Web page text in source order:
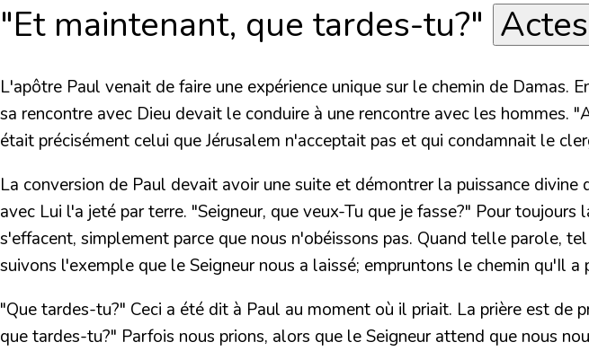
"Et maintenant, que tardes-tu?"
L'apôtre Paul venait de faire une expérience unique sur le chemin de
sa rencontre avec Dieu devait le conduire à une rencontre avec les hommes.
était précisément celui que Jérusalem n'acceptait pas et qui condamnait le
La conversion de Paul devait avoir une suite et démontrer la puissance
avec Lui l'a jeté par terre. "Seigneur, que veux-Tu que je fasse?" Pour
s'effacent, simplement parce que nous n'obéissons pas. Quand telle parole,
suivons l'exemple que le Seigneur nous a laissé; empruntons le chemin qu'Il a
"Que tardes-tu?" Ceci a été dit à Paul au moment où il priait. La prière est
que tardes-tu?" Parfois nous prions, alors que le Seigneur attend que nous